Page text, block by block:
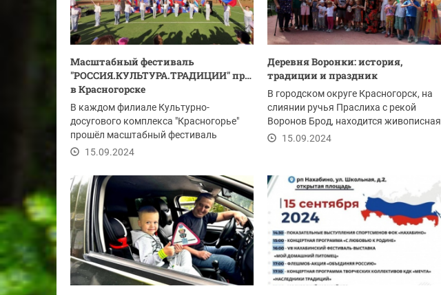
Масштабный фестиваль
"РОССИЯ.КУЛЬТУРА.ТРАДИЦИИ" прошел
в Красногорске
В каждом филиале Культурно-
досугового комплекса "Красногорье"
прошёл масштабный фестиваль
15.09.2024
Деревня Воронки: история,
традиции и праздник
В городском округе Красногорск, на
слиянии ручья Праслиха с рекой
Воронов Брод, находится живописная
деревня Воронки,...
15.09.2024